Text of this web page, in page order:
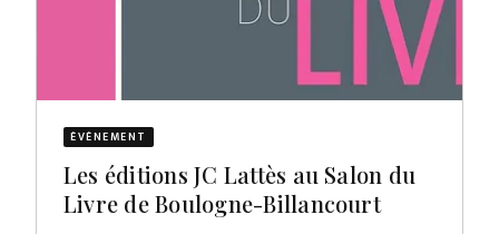
ÉVÈNEMENT
Les éditions JC Lattès au Salon du
Livre de Boulogne-Billancourt